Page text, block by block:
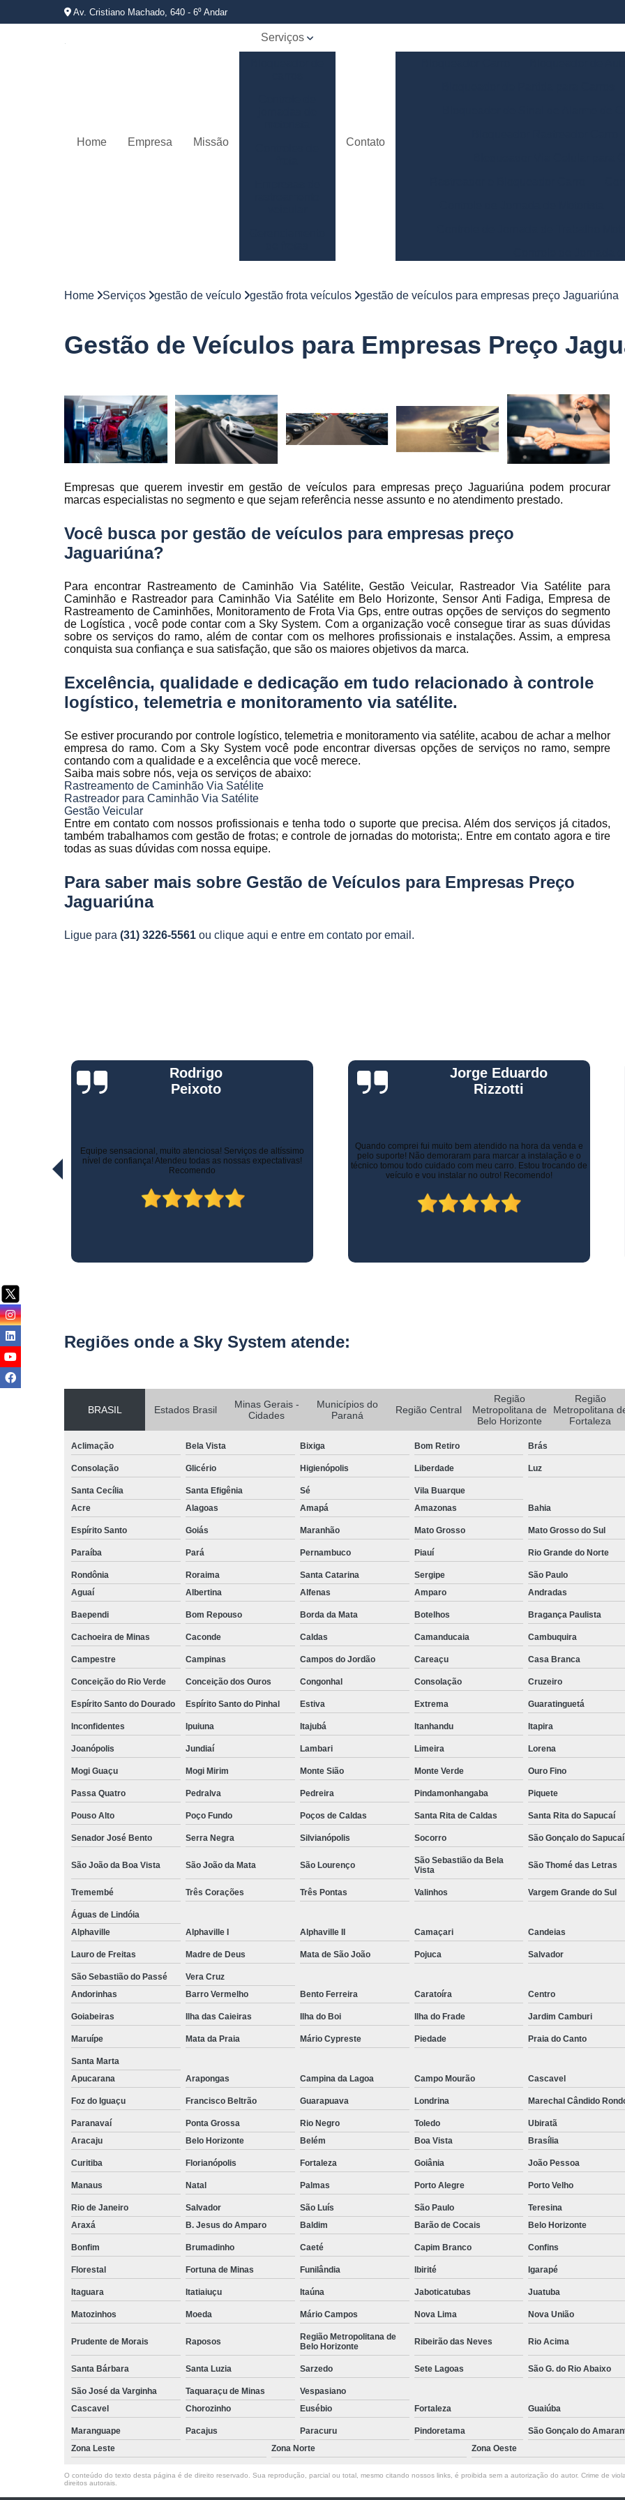
Av. Cristiano Machado, 640 - 6⁰ Andar
Home Empresa Missão
Serviços
Monitoramento
de frotas
Rastreador
carro
Rastreadores
automotivos
Rastreadores
de caminhões
de carros
Rastreamento
de carro
Rastreamento
de frota
veicular
Sensores de
Sistema de
gravação
veicular
Sistema de
rastreamentos
Sistemas para
controle de
manutenção de
Sistemas
Contato
Controle de Jornada Motorista
Controle de Abastecimento de
Controle de Frota
Controle de Frota de Caminhões
Controle de Manutenção de Frota de
Sistema de Fadiga
Empresa de
Empresa de Rastreadores de Veiculos
Empresa de Rastreamento por
Empresa
Gerenciamento de Frota Belo
Gerenciamento de Frota de
Gerenciamento de Frota de Empresas
Gerenciamento
Gerenciamento de Frota
Gerenciamento de Frota Manutenção
Gerenciamento de Frota para
Empresa de Gestão de Frota de Veículos
Gestão de Frota
Gestão de Frota de Veículos
Gestão de Frota Minas Gerais
Gestão de Frota de Veículos Minas Gerais
Monitoramento de Frota
Monitoramento de Horímetro
Monitoramento Gps
Monitoramento Veicular Belo Horizonte
Monitoramento Veicular em Tempo Real
Bloqueador e Rastreador
Gps Veicular
Rastreador Automotivo Belo Horizonte
Rastreador e Bloqueador Automotivo
Rastreador e Bloqueador Veicular
Rastreador Gps Automotivo
Empresa de Rastreamento de Caminhões
Rastreador de Caminhão
Rastreador de Caminhão Minas
Rastreador para Caminhão
Empresa de Rastreador Veicular
Rastreador de Automóveis
Rastreador
Rastreador de Carro Minas
Rastreador para Carros
Rastreador Veicular para Carros de
Rastreador Veicular Particular
Gps
Rastreador do Carro
Rastreador Gps para Carro
Rastreador para Carros com Escuta
Rastreador por Satelite para Carros
Rastreamento de Carro
Rastreamento de Carros Belo
Rastreamento de Frota Via
Rastreamento de Frotas Belo Horizonte
Rastreamento de Frotas Minas
Rastreamento e Monitoramento
Rastreamento Veicular Frotas
Empresa de Rastreamento de
Empresa de
Empresa de
Empresa
Empresas de Monitoramento e
Rastreamento de Veículos
Rastreamento para Carros
Detector
Detector de Fadiga para Motorista
Sensor de Fadiga Vw
Sensor
Camera Gravadora
Cameras para Veiculos com
Gravador de Video Veicular
Home Serviços gestão de veículo gestão frota veículos gestão de veículos para empresas preço Jaguariúna
Gestão de Veículos para Empresas Preço
Empresas que querem investir em gestão de veículos para empresas preço Jaguariúna podem procurar
marcas especialistas no segmento e que sejam referência nesse assunto e no atendimento prestado.
Você busca por gestão de veículos para empresas preço
Jaguariúna?
Para encontrar Rastreamento de Caminhão Via Satélite, Gestão Veicular, Rastreador Via Satélite para
Caminhão e Rastreador para Caminhão Via Satélite em Belo Horizonte, Sensor Anti Fadiga, Empresa de
Rastreamento de Caminhões, Monitoramento de Frota Via Gps, entre outras opções de serviços do segmento
de Logística , você pode contar com a Sky System. Com a organização você consegue tirar as suas dúvidas
sobre os serviços do ramo, além de contar com os melhores profissionais e instalações. Assim, a empresa
conquista sua confiança e sua satisfação, que são os maiores objetivos da marca.
Excelência, qualidade e dedicação em tudo relacionado à controle
logístico, telemetria e monitoramento via satélite.
Se estiver procurando por controle logístico, telemetria e monitoramento via satélite, acabou de achar a melhor
empresa do ramo. Com a Sky System você pode encontrar diversas opções de serviços no ramo, sempre
contando com a qualidade e a excelência que você merece.
Saiba mais sobre nós, veja os serviços de abaixo:
Rastreamento de Caminhão Via Satélite
Rastreador para Caminhão Via Satélite
Gestão Veicular
Entre em contato com nossos profissionais e tenha todo o suporte que precisa. Além dos serviços já citados,
também trabalhamos com gestão de frotas; e controle de jornadas do motorista;. Entre em contato agora e tire
todas as suas dúvidas com nossa equipe.
Para saber mais sobre Gestão de Veículos para Empresas Preço
Jaguariúna
Ligue para (31) 3226-5561 ou clique aqui e entre em contato por email.
Jorge Eduardo
Rizzotti
Quando comprei fui muito bem atendido na hora da venda e
pelo suporte! Não demoraram para marcar a instalação e o
técnico tomou todo cuidado com meu carro. Estou trocando de
veículo e vou instalar no outro! Recomendo!
Gustavo Leone
controlar as entregas tanto urbanas como no Estado de Minas
Gerais. Contratamos os serviços de rastreamento e logística.
Inicialmente já economizamos com os custos com seguros.
Atualmente, contamos com diversos recursos que tornam as
Regiões onde a Sky System atende:
BRASIL Estados Brasil
Minas Gerais -
Cidades
Municípios do
Paraná
Região Central
Região
Metropolitana de
Belo Horizonte
Região
Metropolitana
Fortaleza
Aclimação Bela Vista Bixiga Bom Retiro Brás
Consolação Glicério Higienópolis Liberdade Luz
Santa Cecília Santa Efigênia Sé
Vila Buarque
Acre
Alagoas Amapá Amazonas Bahia
Espírito Santo Goiás Maranhão Mato Grosso Mato Grosso do Sul
Paraíba Pará Pernambuco Piauí Rio Grande do Norte
Rondônia Roraima Santa Catarina Sergipe São Paulo
Aguaí
Albertina Alfenas Amparo Andradas
Baependi Bom Repouso Borda da Mata Botelhos Bragança Paulista
Cachoeira de Minas Caconde Caldas Camanducaia Cambuquira
Campestre Campinas Campos do Jordão Careaçu Casa Branca
Conceição do Rio Verde Conceição dos Ouros Congonhal Consolação Cruzeiro
Espírito Santo do Dourado Espírito Santo do Pinhal Estiva Extrema Guaratinguetá
Inconfidentes Ipuiuna Itajubá Itanhandu Itapira
Joanópolis Jundiaí Lambari Limeira Lorena
Mogi Guaçu Mogi Mirim Monte Sião Monte Verde Ouro Fino
Passa Quatro Pedralva Pedreira Pindamonhangaba Piquete
Pouso Alto Poço Fundo Poços de Caldas Santa Rita de Caldas Santa Rita do Sapucaí
Senador José Bento Serra Negra Silvianópolis Socorro São Gonçalo do Sapucaí
São João da Boa Vista São João da Mata São Lourenço
São Sebastião da Bela
Vista
São Thomé das Letras
Tremembé Três Corações Três Pontas Valinhos Vargem Grande do Sul
Águas de Lindóia
Alphaville
Alphaville I Alphaville II Camaçari Candeias
Lauro de Freitas Madre de Deus Mata de São João Pojuca Salvador
São Sebastião do Passé
Vera Cruz
Andorinhas
Barro Vermelho Bento Ferreira Caratoíra Centro
Goiabeiras Ilha das Caieiras Ilha do Boi Ilha do Frade Jardim Camburi
Maruípe Mata da Praia Mário Cypreste Piedade Praia do Canto
Santa Marta
Apucarana
Arapongas Campina da Lagoa Campo Mourão Cascavel
Foz do Iguaçu Francisco Beltrão Guarapuava Londrina Marechal Cândido
Paranavaí Ponta Grossa Rio Negro Toledo Ubiratã
Aracaju
Belo Horizonte Belém Boa Vista Brasília
Curitiba Florianópolis Fortaleza Goiânia João Pessoa
Manaus Natal Palmas Porto Alegre Porto Velho
Rio de Janeiro Salvador São Luís São Paulo Teresina
Araxá
B. Jesus do Amparo Baldim Barão de Cocais Belo Horizonte
Bonfim Brumadinho Caeté Capim Branco Confins
Florestal Fortuna de Minas Funilândia Ibirité Igarapé
Itaguara Itatiaiuçu Itaúna Jaboticatubas Juatuba
Matozinhos Moeda Mário Campos Nova Lima Nova União
Prudente de Morais Raposos
Região Metropolitana de
Belo Horizonte
Ribeirão das Neves Rio Acima
Santa Bárbara Santa Luzia Sarzedo Sete Lagoas São G. do Rio Abaixo
São José da Varginha Taquaraçu de Minas
Vespasiano
Cascavel
Chorozinho Eusébio Fortaleza Guaiúba
Maranguape Pacajus Paracuru Pindoretama São Gonçalo do
Zona Leste
Zona Norte Zona Oeste
O conteúdo do texto desta página é de direito reservado. Sua reprodução, parcial ou total, mesmo citando nossos links, é proibida sem a autorização do autor. Crime de
direitos autorais